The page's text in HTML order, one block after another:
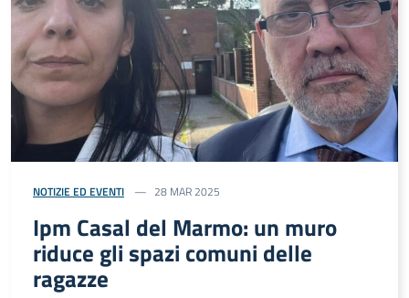
NOTIZIE ED EVENTI 28 MAR 2025
Ipm Casal del Marmo: un muro
riduce gli spazi comuni delle
ragazze